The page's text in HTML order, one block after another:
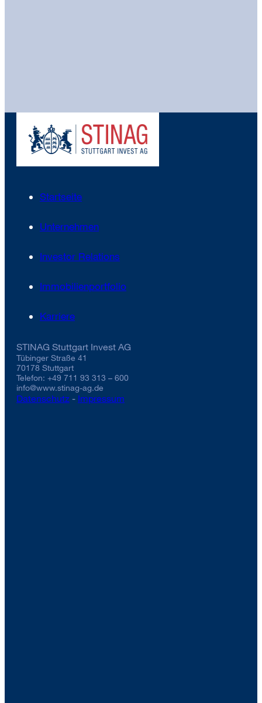
Startseite
Unternehmen
Investor Relations
Immobilienportfolio
Karriere
STINAG Stuttgart Invest AG
Tübinger Straße 41
70178 Stuttgart
Telefon: +49 711 93 313 – 600
info@www.stinag-ag.de
Datenschutz - Impressum